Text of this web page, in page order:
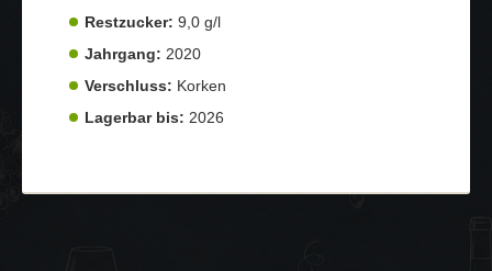
Restzucker: 9,0 g/l
Jahrgang: 2020
Verschluss: Korken
Lagerbar bis: 2026